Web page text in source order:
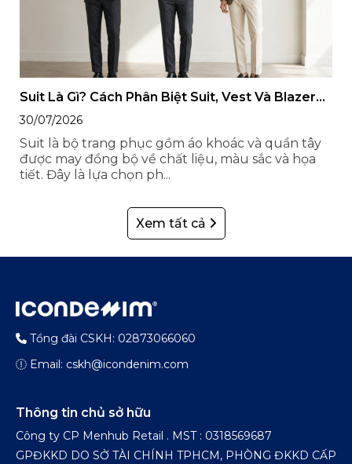
Suit Là Gì? Cách Phân Biệt Suit, Vest Và Blazer
Cho Nam
30/07/2026
Suit là bộ trang phục gồm áo khoác và quần tây
được may đồng bộ về chất liệu, màu sắc và họa
tiết. Đây là lựa chọn ph...
Xem tất cả
Tổng đài CSKH: 02873066060
Email: cskh@icondenim.com
Thông tin chủ sở hữu
Công ty CP Menhub Retail . MST : 0318569687
GPĐKKD DO SỞ TÀI CHÍNH TPHCM, PHÒNG ĐKKD CẤP